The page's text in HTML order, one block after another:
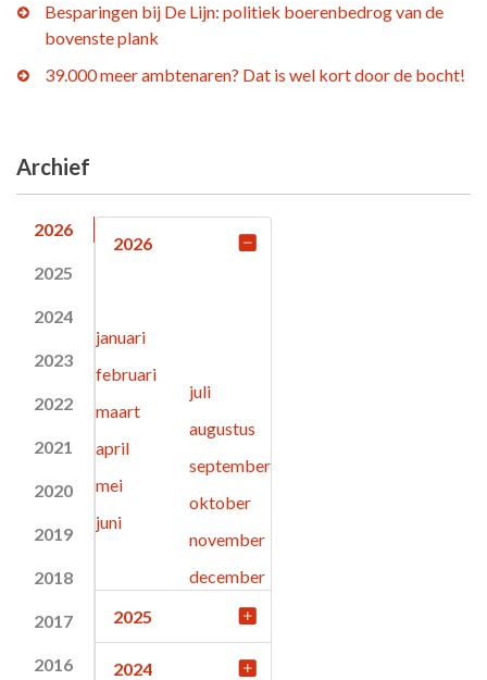
Besparingen bij De Lijn: politiek boerenbedrog van de
bovenste plank
39.000 meer ambtenaren? Dat is wel kort door de bocht!
Archief
2026
2025
2024
2023
2022
2021
2020
2019
2018
2017
2016
2026
januari
februari
maart
april
mei
juni
juli
augustus
september
oktober
november
december
2025
2024